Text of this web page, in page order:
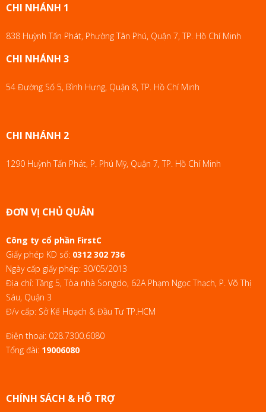
CHI NHÁNH 1
838 Huỳnh Tấn Phát, Phường Tân Phú, Quận 7, TP. Hồ Chí Minh
CHI NHÁNH 3
54 Đường Số 5, Bình Hưng, Quận 8, TP. Hồ Chí Minh
CHI NHÁNH 2
1290 Huỳnh Tấn Phát, P. Phú Mỹ, Quận 7, TP. Hồ Chí Minh
ĐƠN VỊ CHỦ QUẢN
Công ty cổ phần FirstC
Giấy phép KD số: 0312 302 736
Ngày cấp giấy phép: 30/05/2013
Địa chỉ: Tầng 5, Tòa nhà Songdo, 62A Phạm Ngọc Thạch, P. Võ Thị
Sáu, Quận 3
Đ/v cấp: Sở Kế Hoạch & Đầu Tư TP.HCM
Điện thoại: 028.7300.6080
Tổng đài: 19006080
CHÍNH SÁCH & HỖ TRỢ